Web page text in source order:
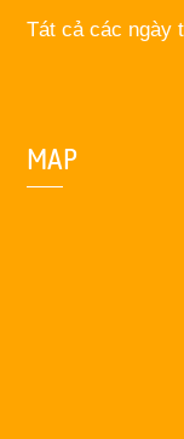
Tát cả các ngày
MAP